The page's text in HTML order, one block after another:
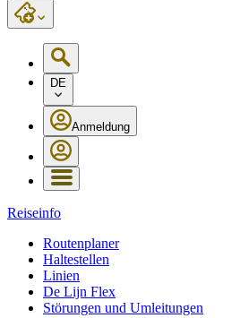
DE
Anmeldung
Reiseinfo
Routenplaner
Haltestellen
Linien
De Lijn Flex
Störungen und Umleitungen